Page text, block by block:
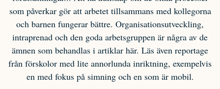
som påverkar gör att arbetet tillsammans med kollegorna
och barnen fungerar bättre. Organisationsutveckling,
intraprenad och den goda arbetsgruppen är några av de
ämnen som behandlas i artiklar här. Läs även reportage
från förskolor med lite annorlunda inriktning, exempelvis
en med fokus på simning och en som är mobil.